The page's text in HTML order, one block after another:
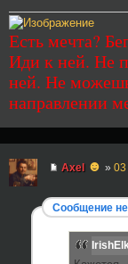
Есть мечта?
Иди к ней. Не
ней. Не
направлении
Axel ☻ » 03
Сообщение